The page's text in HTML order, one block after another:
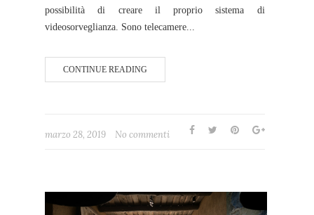
possibilità di creare il proprio sistema di
videosorveglianza. Sono telecamere...
CONTINUE READING
marzo 28, 2019 No commenti